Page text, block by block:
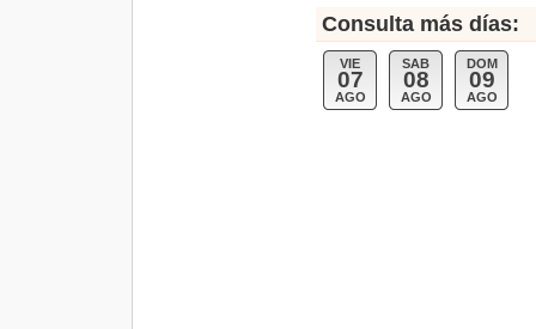
Consulta más días:
VIE
07
AGO
SAB
08
AGO
DOM
09
AGO